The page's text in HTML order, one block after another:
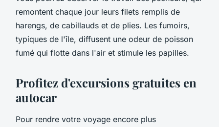
remontent chaque jour leurs filets remplis de
harengs, de cabillauds et de plies. Les fumoirs,
typiques de l'île, diffusent une odeur de poisson
fumé qui flotte dans l'air et stimule les papilles.
Profitez d'excursions gratuites en
autocar
Pour rendre votre voyage encore plus